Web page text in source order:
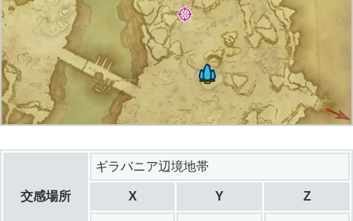
交感場所
ギラバニア辺境地帯
X Y Z